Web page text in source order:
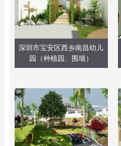
深圳市宝安区西乡南昌幼儿
园（种植园、围墙）